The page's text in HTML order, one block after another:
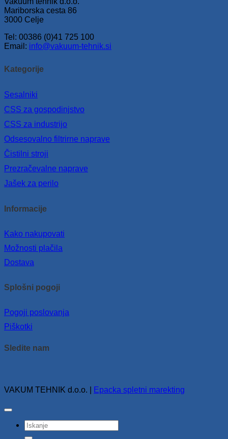
Mariborska cesta 86
3000 Celje
Tel: 00386 (0)41 725 100
Email: info@vakuum-tehnik.si
Kategorije
Sesalniki
CSS za gospodinjstvo
CSS za industrijo
Odsesovalno filtrirne naprave
Čistilni stroji
Prezračevalne naprave
Jašek za perilo
Informacije
Kako nakupovati
Možnosti plačila
Dostava
Splošni pogoji
Pogoji poslovanja
Piškotki
Sledite nam
VAKUM TEHNIK d.o.o. | Epacka spletni marekting
Išči: